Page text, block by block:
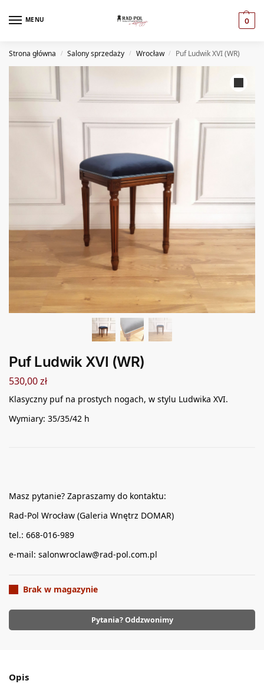
MENU 0
Strona główna / Salony sprzedaży / Wrocław / Puf Ludwik XVI (WR)
Puf Ludwik XVI (WR)
530,00zł
Klasyczny puf na prostych nogach, w stylu Ludwika XVI.
Wymiary: 35/35/42 h
Masz pytanie? Zapraszamy do kontaktu:
Rad-Pol Wrocław (Galeria Wnętrz DOMAR)
tel.: 668-016-989
e-mail: salonwroclaw@rad-pol.com.pl
Brak w magazynie
Pytania? Oddzwonimy
Opis